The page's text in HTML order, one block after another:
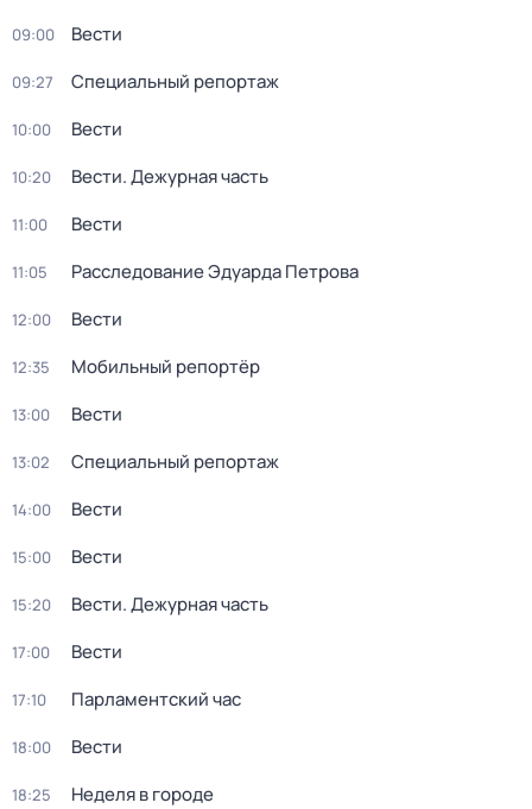
09:00 Вести
09:27 Специальный репортаж
10:00 Вести
10:20 Вести. Дежурная часть
11:00 Вести
11:05 Расследование Эдуарда Петрова
12:00 Вести
12:35 Мобильный репортёр
13:00 Вести
13:02 Специальный репортаж
14:00 Вести
15:00 Вести
15:20 Вести. Дежурная часть
17:00 Вести
17:10 Парламентский час
18:00 Вести
18:25 Неделя в городе